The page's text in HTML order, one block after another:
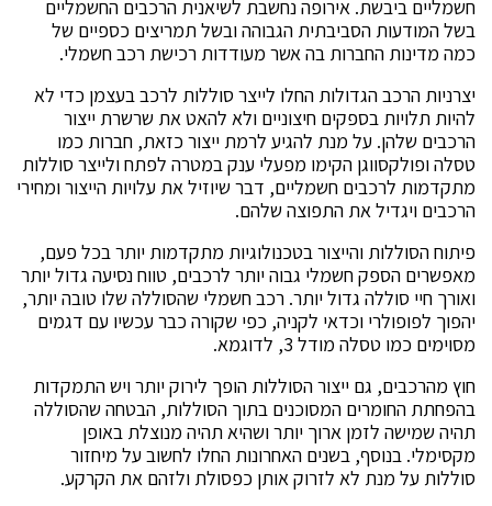
חשמליים ביבשת. אירופה נחשבת לשיאנית הרכבים החשמליים
בשל המודעות הסביבתית הגבוהה ובשל תמריצים כספיים של
כמה מדינות החברות בה אשר מעודדות רכישת רכב חשמלי.
יצרניות הרכב הגדולות החלו לייצר סוללות לרכב בעצמן כדי לא
להיות תלויות בספקים חיצוניים ולא להאט את שרשרת ייצור
הרכבים שלהן. על מנת להגיע לרמת ייצור כזאת, חברות כמו
טסלה ופולקסווגן הקימו מפעלי ענק במטרה לפתח ולייצר סוללות
מתקדמות לרכבים חשמליים, דבר שיוזיל את עלויות הייצור ומחירי
הרכבים ויגדיל את התפוצה שלהם.
פיתוח הסוללות והייצור בטכנולוגיות מתקדמות יותר בכל פעם,
מאפשרים הספק חשמלי גבוה יותר לרכבים, טווח נסיעה גדול יותר
ואורך חיי סוללה גדול יותר. רכב חשמלי שהסוללה שלו טובה יותר,
יהפוך לפופולרי וכדאי לקניה, כפי שקורה כבר עכשיו עם דגמים
מסוימים כמו טסלה מודל 3, לדוגמא.
חוץ מהרכבים, גם ייצור הסוללות הופך לירוק יותר ויש התמקדות
בהפחתת החומרים המסוכנים בתוך הסוללות, הבטחה שהסוללה
תהיה שמישה לזמן ארוך יותר ושהיא תהיה מנוצלת באופן
מקסימלי. בנוסף, בשנים האחרונות החלו לחשוב על מיחזור
סוללות על מנת לא לזרוק אותן כפסולת ולזהם את הקרקע.